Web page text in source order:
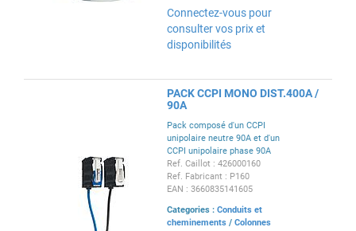
Connectez-vous pour
consulter vos prix et
disponibilités
PACK CCPI MONO DIST.400A /
90A
Pack composé d'un CCPI
unipolaire neutre 90A et d'un
CCPI unipolaire phase 90A
Ref. Caillot : 426000160
Ref. Fabricant : P160
EAN : 3660835141605
Categories : Conduits et
cheminements / Colonnes